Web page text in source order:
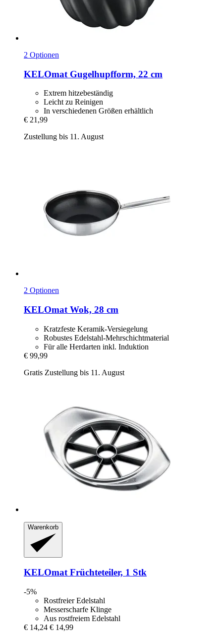
2 Optionen
KELOmat Gugelhupfform, 22 cm
Extrem hitzebeständig
Leicht zu Reinigen
In verschiedenen Größen erhältlich
€ 21,99
Zustellung bis 11. August
2 Optionen
KELOmat Wok, 28 cm
Kratzfeste Keramik-Versiegelung
Robustes Edelstahl-Mehrschichtmaterial
Für alle Herdarten inkl. Induktion
€ 99,99
Gratis Zustellung bis 11. August
Warenkorb
KELOmat Früchteteiler, 1 Stk
-5%
Rostfreier Edelstahl
Messerscharfe Klinge
Aus rostfreiem Edelstahl
€ 14,24 € 14,99